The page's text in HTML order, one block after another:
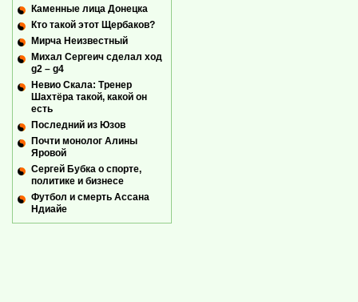
Каменные лица Донецка
Кто такой этот Щербаков?
Мирча Неизвестный
Михал Сергеич сделал ход
g2 – g4
Невио Скала: Тренер
Шахтёра такой, какой он
есть
Последний из Юзов
Почти монолог Алины
Яровой
Сергей Бубка о спорте,
политике и бизнесе
Футбол и смерть Ассана
Ндиайе